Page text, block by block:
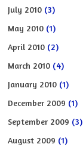
July 2010 (3)
May 2010 (1)
April 2010 (2)
March 2010 (4)
January 2010 (1)
December 2009 (1)
September 2009 (3)
August 2009 (1)